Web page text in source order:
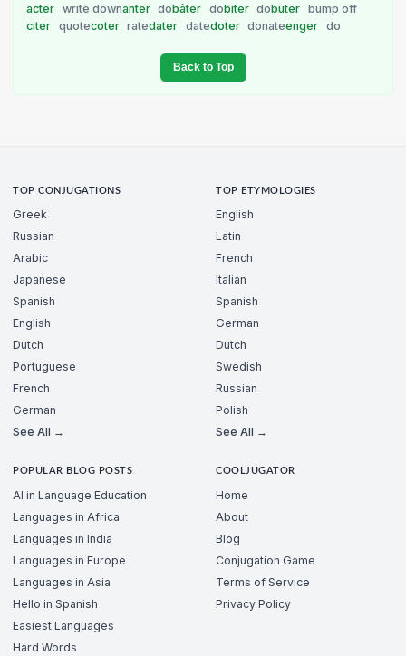
acter write downanter dobâter dobiter dobuter bump off
citer quotecoter ratedater datedoter donateenger do
Back to Top
TOP CONJUGATIONS
Greek
Russian
Arabic
Japanese
Spanish
English
Dutch
Portuguese
French
German
See All →
TOP ETYMOLOGIES
English
Latin
French
Italian
Spanish
German
Dutch
Swedish
Russian
Polish
See All →
POPULAR BLOG POSTS
AI in Language Education
Languages in Africa
Languages in India
Languages in Europe
Languages in Asia
Hello in Spanish
Easiest Languages
Hard Words
COOLJUGATOR
Home
About
Blog
Conjugation Game
Terms of Service
Privacy Policy